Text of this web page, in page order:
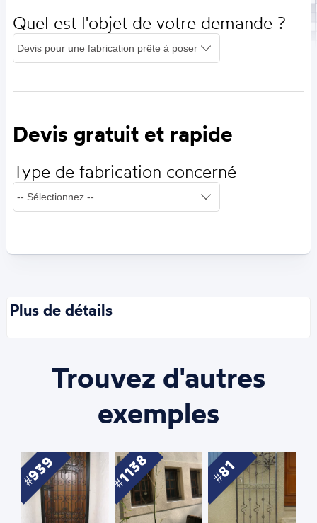
Quel est l'objet de votre demande ?
Devis gratuit et rapide
Type de fabrication concerné
Plus de détails
Trouvez d'autres
exemples
939 1138 81